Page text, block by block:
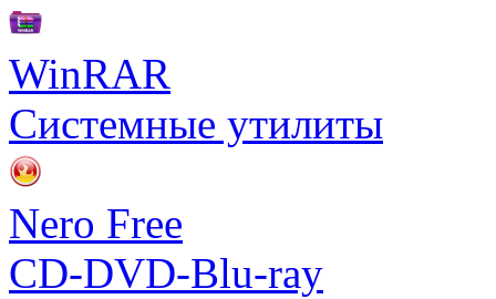
WinRAR
Системные утилиты
Nero Free
CD-DVD-Blu-ray